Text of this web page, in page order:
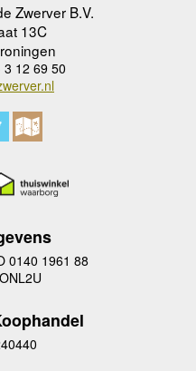
Zwerver B.V.
13C
3 12 69 50
0140 1961 88